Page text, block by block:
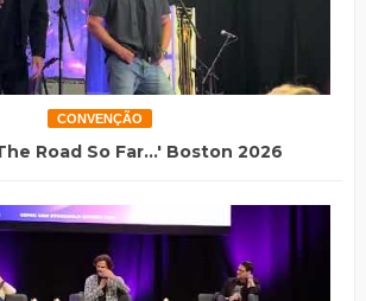
CONVENÇÃO
Road So Far...' Boston 2026